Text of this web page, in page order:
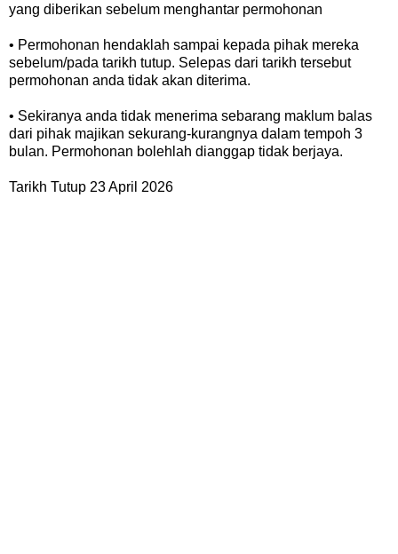
yang diberikan sebelum menghantar permohonan
• Permohonan hendaklah sampai kepada pihak mereka
sebelum/pada tarikh tutup. Selepas dari tarikh tersebut
permohonan anda tidak akan diterima.
• Sekiranya anda tidak menerima sebarang maklum balas
dari pihak majikan sekurang-kurangnya dalam tempoh 3
bulan. Permohonan bolehlah dianggap tidak berjaya.
Tarikh Tutup 23 April 2026